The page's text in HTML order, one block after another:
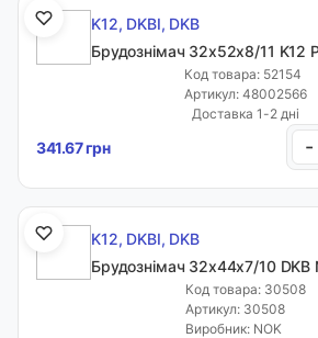
K12, DKBI, DKB
Брудознімач 32х52х8/11 K12
Код товара: 52154
Артикул: 48002566
Доставка 1-2 дні
341.67 грн -
K12, DKBI, DKB
Брудознімач 32х44х7/10 DKB
Код товара: 30508
Артикул: 30508
Виробник: NOK